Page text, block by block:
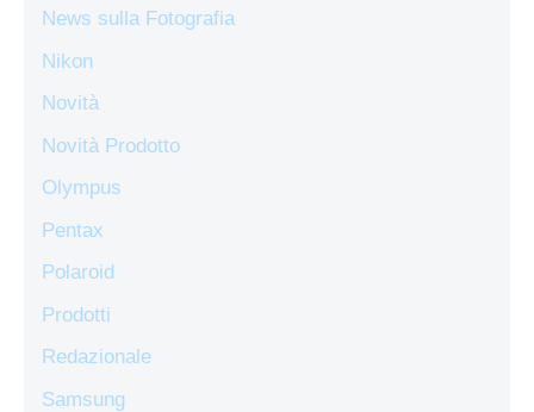
News sulla Fotografia
Nikon
Novità
Novità Prodotto
Olympus
Pentax
Polaroid
Prodotti
Redazionale
Samsung